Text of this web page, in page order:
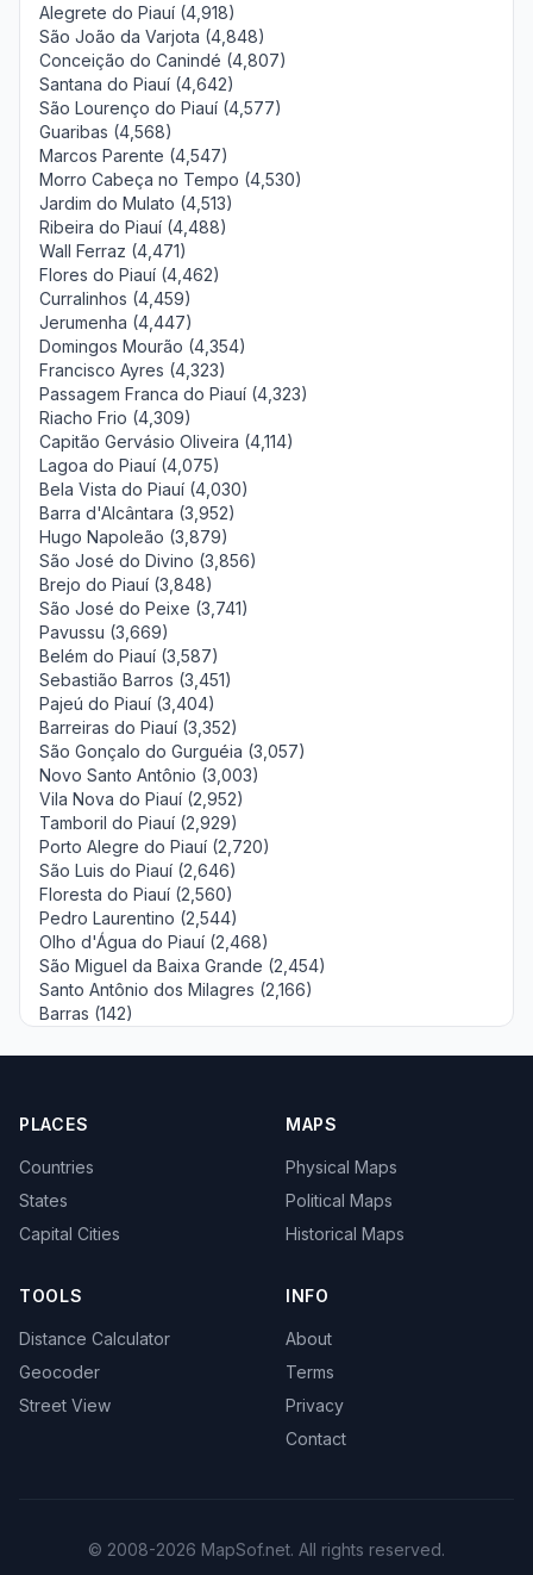
Alegrete do Piauí (4,918)
São João da Varjota (4,848)
Conceição do Canindé (4,807)
Santana do Piauí (4,642)
São Lourenço do Piauí (4,577)
Guaribas (4,568)
Marcos Parente (4,547)
Morro Cabeça no Tempo (4,530)
Jardim do Mulato (4,513)
Ribeira do Piauí (4,488)
Wall Ferraz (4,471)
Flores do Piauí (4,462)
Curralinhos (4,459)
Jerumenha (4,447)
Domingos Mourão (4,354)
Francisco Ayres (4,323)
Passagem Franca do Piauí (4,323)
Riacho Frio (4,309)
Capitão Gervásio Oliveira (4,114)
Lagoa do Piauí (4,075)
Bela Vista do Piauí (4,030)
Barra d'Alcântara (3,952)
Hugo Napoleão (3,879)
São José do Divino (3,856)
Brejo do Piauí (3,848)
São José do Peixe (3,741)
Pavussu (3,669)
Belém do Piauí (3,587)
Sebastião Barros (3,451)
Pajeú do Piauí (3,404)
Barreiras do Piauí (3,352)
São Gonçalo do Gurguéia (3,057)
Novo Santo Antônio (3,003)
Vila Nova do Piauí (2,952)
Tamboril do Piauí (2,929)
Porto Alegre do Piauí (2,720)
São Luis do Piauí (2,646)
Floresta do Piauí (2,560)
Pedro Laurentino (2,544)
Olho d'Água do Piauí (2,468)
São Miguel da Baixa Grande (2,454)
Santo Antônio dos Milagres (2,166)
Barras (142)
PLACES
Countries
States
Capital Cities
MAPS
Physical Maps
Political Maps
Historical Maps
TOOLS
Distance Calculator
Geocoder
Street View
INFO
About
Terms
Privacy
Contact
© 2008-2026 MapSof.net. All rights reserved.